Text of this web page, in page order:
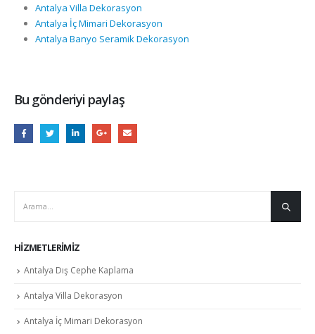
Antalya Villa Dekorasyon
Antalya İç Mimari Dekorasyon
Antalya Banyo Seramik Dekorasyon
Bu gönderiyi paylaş
HIZMETLERIMIZ
Antalya Dış Cephe Kaplama
Antalya Villa Dekorasyon
Antalya İç Mimari Dekorasyon